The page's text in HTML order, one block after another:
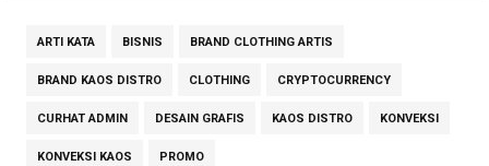
ARTI KATA BISNIS BRAND CLOTHING ARTIS
BRAND KAOS DISTRO CLOTHING CRYPTOCURRENCY
CURHAT ADMIN DESAIN GRAFIS KAOS DISTRO KONVEKSI
KONVEKSI KAOS PROMO